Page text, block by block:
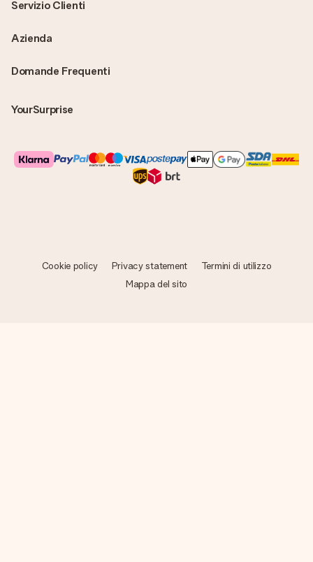
Domande Frequenti
YourSurprise
Servizio Clienti
Azienda
Cookie policy Privacy statement
Termini di utilizzo
Mappa del sito